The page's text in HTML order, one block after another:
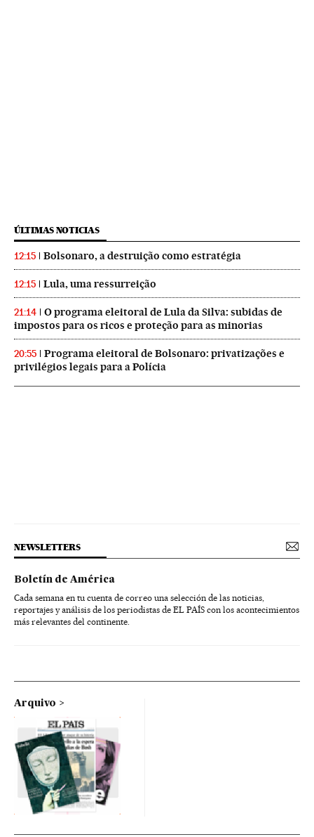
ÚLTIMAS NOTICIAS
12:15 Bolsonaro, a destruição como estratégia
12:15 Lula, uma ressurreição
21:14
O programa eleitoral de Lula da Silva: subidas de
impostos para os ricos e proteção para as minorias
20:55
Programa eleitoral de Bolsonaro: privatizações e
privilégios legais para a Polícia
NEWSLETTERS
Boletín de América
Cada semana en tu cuenta de correo una selección de las noticias,
reportajes y análisis de los periodistas de EL PAÍS con los acontecimientos
más relevantes del continente.
Arquivo